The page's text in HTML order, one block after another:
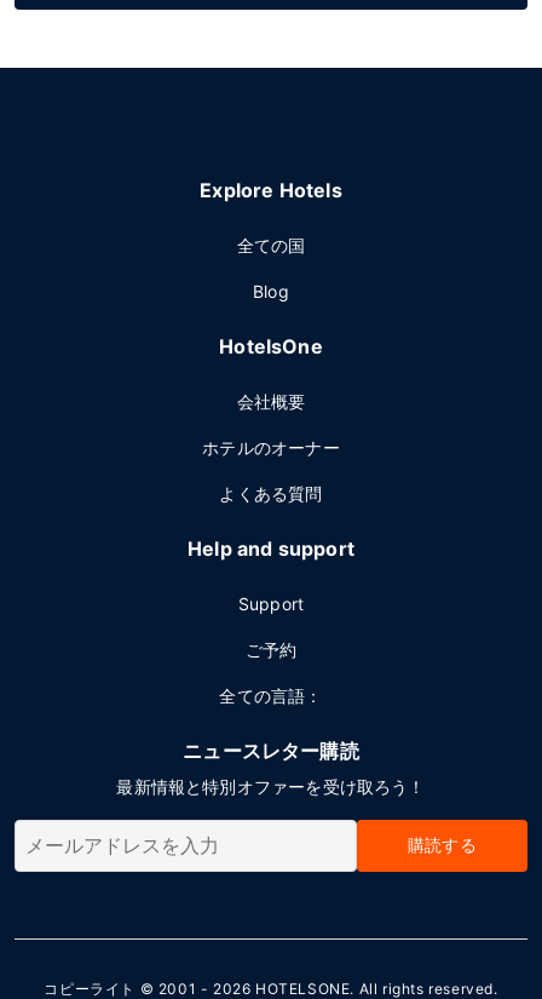
Explore Hotels
全ての国
Blog
HotelsOne
会社概要
ホテルのオーナー
よくある質問
Help and support
Support
ご予約
全ての言語：
ニュースレター購読
最新情報と特別オファーを受け取ろう！
購読する
コピーライト © 2001 - 2026 HOTELSONE. All rights reserved.